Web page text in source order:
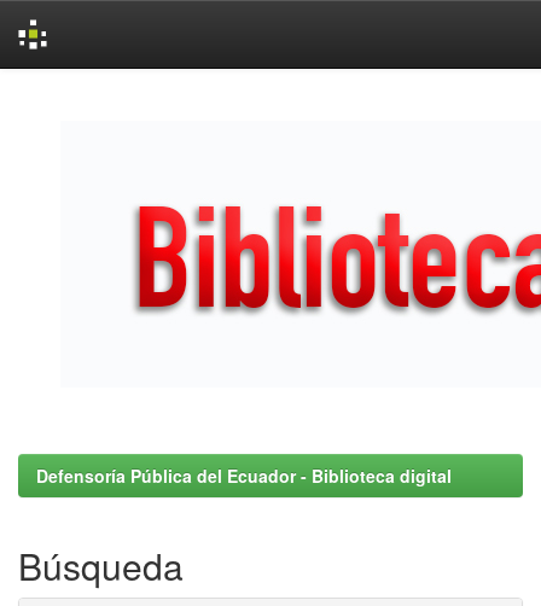
Defensoría Pública del Ecuador - Biblioteca digital
Búsqueda